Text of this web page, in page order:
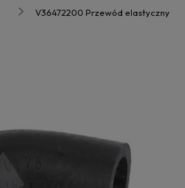
V36472200 Przewód elastyczny